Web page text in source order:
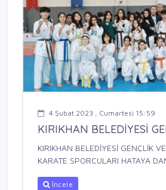
4 Şubat 2023 , Cumartesi 15:59
KIRIKHAN BELEDİYESİ
KIRIKHAN BELEDİYESİ GENÇLİK
KARATE SPORCULARI HATAYA
İncele